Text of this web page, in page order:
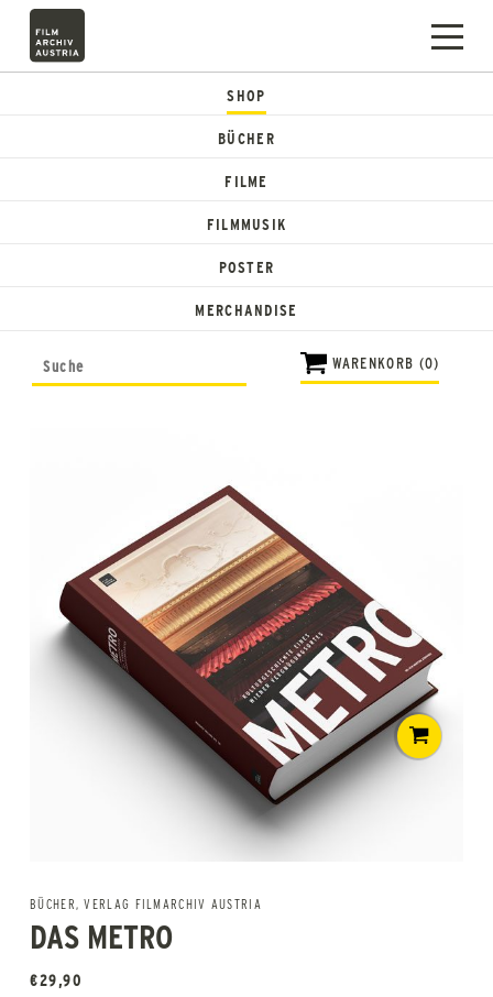
SHOP
BÜCHER
FILME
FILMMUSIK
POSTER
MERCHANDISE
WARENKORB (0)
BÜCHER,VERLAG FILMARCHIV AUSTRIA
DAS METRO
€29,90